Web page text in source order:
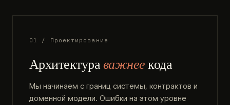
01 / Проектирование
Архитектураважнеекода
Мы начинаем с границ системы, контрактов и
доменной модели. Ошибки на этом уровне